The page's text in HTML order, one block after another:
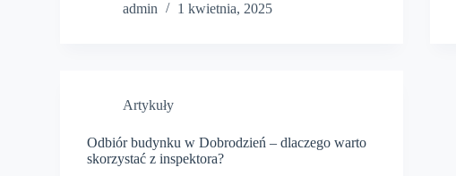
admin
1 kwietnia, 2025
Artykuły
Odbiór budynku w Dobrodzień – dlaczego warto
skorzystać z inspektora?